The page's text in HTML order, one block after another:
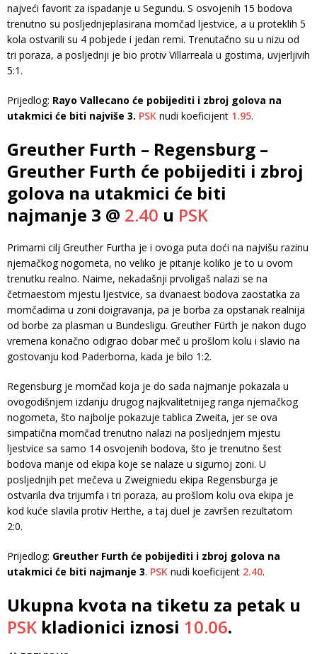
najveći favorit za ispadanje u Segundu. S osvojenih 15 bodova
trenutno su posljednjeplasirana momčad ljestvice, a u proteklih 5
kola ostvarili su 4 pobjede i jedan remi. Trenutačno su u nizu od
tri poraza, a posljednji je bio protiv Villarreala u gostima, uvjerljivih
5:1.
Prijedlog: Rayo Vallecano će pobijediti i zbroj golova na
utakmici će biti najviše 3. PSK nudi koeficijent 1.95.
Greuther Furth – Regensburg –
Greuther Furth će pobijediti i zbroj
golova na utakmici će biti
najmanje 3 @ 2.40 u PSK
Primarni cilj Greuther Furtha je i ovoga puta doći na najvišu razinu
njemačkog nogometa, no veliko je pitanje koliko je to u ovom
trenutku realno. Naime, nekadašnji prvoligaš nalazi se na
četrnaestom mjestu ljestvice, sa dvanaest bodova zaostatka za
momčadima u zoni doigravanja, pa je borba za opstanak realnija
od borbe za plasman u Bundesligu. Greuther Fürth je nakon dugo
vremena konačno odigrao dobar meč u prošlom kolu i slavio na
gostovanju kod Paderborna, kada je bilo 1:2.
Regensburg je momčad koja je do sada najmanje pokazala u
ovogodišnjem izdanju drugog najkvalitetnijeg ranga njemačkog
nogometa, što najbolje pokazuje tablica Zweita, jer se ova
simpatična momčad trenutno nalazi na posljednjem mjestu
ljestvice sa samo 14 osvojenih bodova, što je trenutno šest
bodova manje od ekipa koje se nalaze u sigurnoj zoni. U
posljednjih pet mečeva u Zweigniedu ekipa Regensburga je
ostvarila dva trijumfa i tri poraza, au prošlom kolu ova ekipa je
kod kuće slavila protiv Herthe, a taj duel je završen rezultatom
2:0.
Prijedlog: Greuther Furth će pobijediti i zbroj golova na
utakmici će biti najmanje 3. PSK nudi koeficijent 2.40.
Ukupna kvota na tiketu za petak u
PSK kladionici iznosi 10.06.